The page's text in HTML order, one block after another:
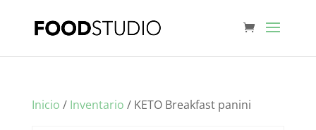
Inicio / Inventario / KETO Breakfast panini